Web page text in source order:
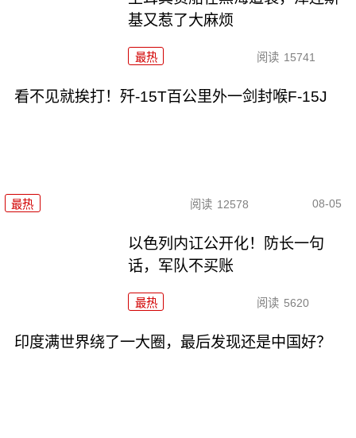
基又惹了大麻烦
最热 阅读 15741
看不见就挨打！歼-15T百公里外一剑封喉F-15J
最热 阅读 12578 08-05
以色列内讧公开化！防长一句
话，军队不买账
最热 阅读 5620
印度满世界绕了一大圈，最后发现还是中国好？